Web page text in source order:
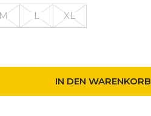
M L XL
IN DEN WARENKORB